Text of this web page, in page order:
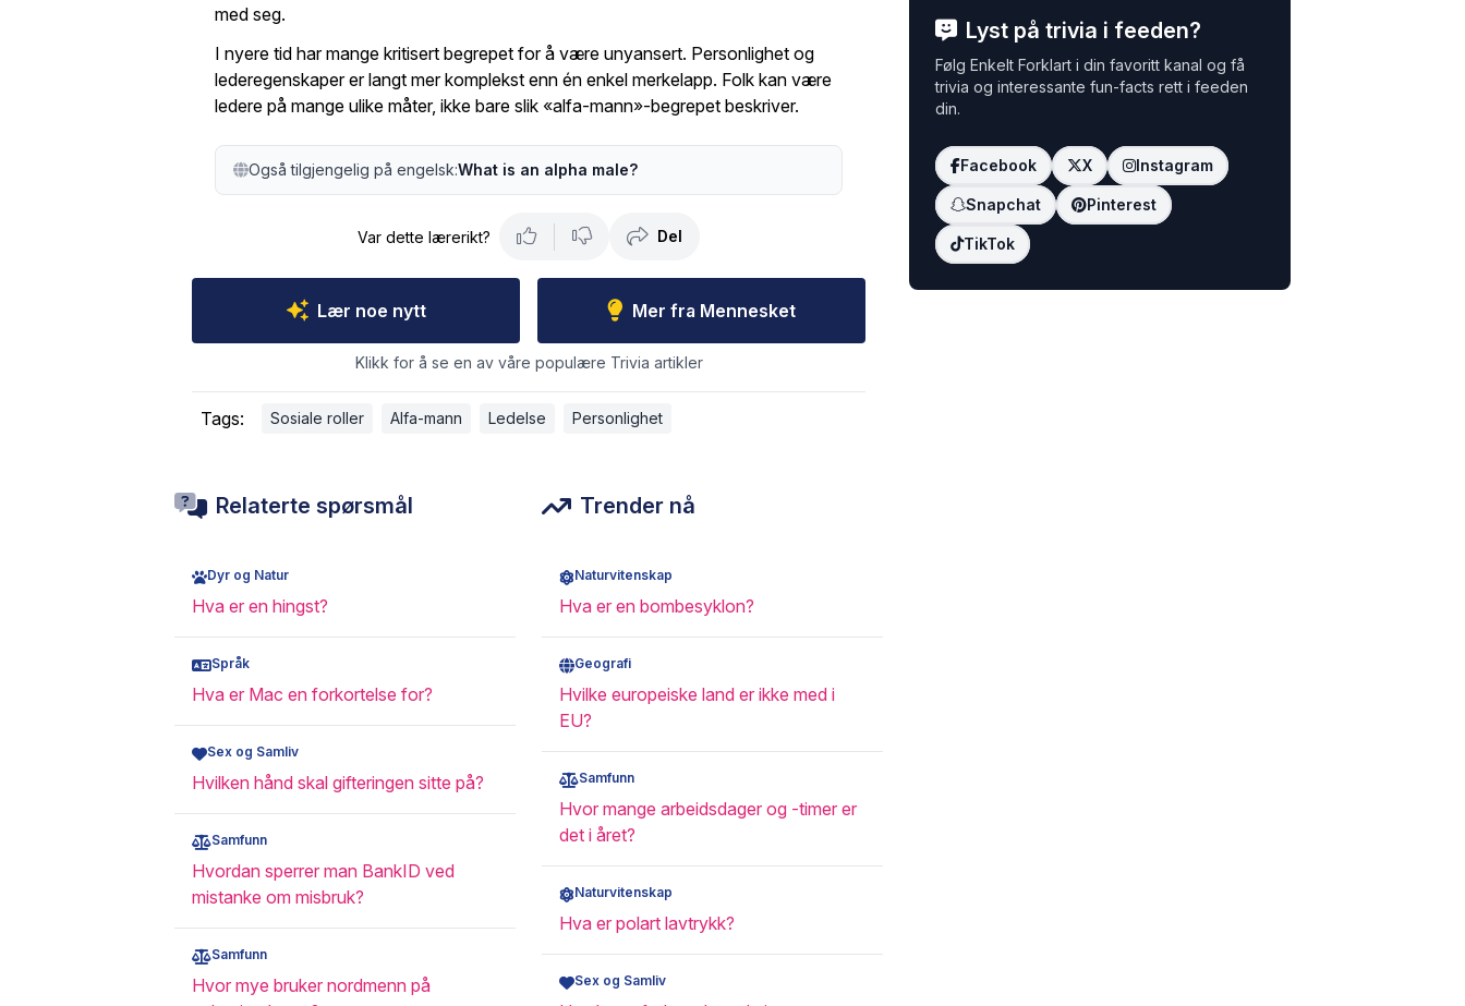
med seg.
I nyere tid har mange kritisert begrepet for å være unyansert. Personlighet og
lederegenskaper er langt mer komplekst enn én enkel merkelapp. Folk kan være
ledere på mange ulike måter, ikke bare slik «alfa-mann»-begrepet beskriver.
Også tilgjengelig på engelsk:What is an alpha male?
Var dette lærerikt? Del
Lær noe nytt Mer fra Mennesket
Klikk for å se en av våre populære Trivia artikler
Tags: Sosiale roller Alfa-mann Ledelse Personlighet
Relaterte spørsmål
Dyr og Natur
Hva er en hingst?
Språk
Hva er Mac en forkortelse for?
Sex og Samliv
Hvilken hånd skal gifteringen sitte på?
Samfunn
Hvordan sperrer man BankID ved
mistanke om misbruk?
Samfunn
Hvor mye bruker nordmenn på
Trender nå
Naturvitenskap
Hva er en bombesyklon?
Geografi
Hvilke europeiske land er ikke med i
EU?
Samfunn
Hvor mange arbeidsdager og -timer er
det i året?
Naturvitenskap
Hva er polart lavtrykk?
Sex og Samliv
Lyst på trivia i feeden?
Følg Enkelt Forklart i din favoritt kanal og få
trivia og interessante fun-facts rett i feeden
din.
Facebook X Instagram
Snapchat Pinterest
TikTok